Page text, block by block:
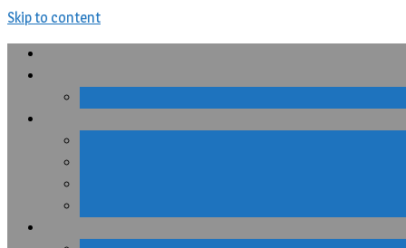
Skip to content